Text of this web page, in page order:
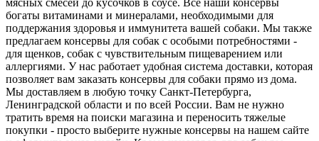
богаты витаминами и минералами, необходимыми для
поддержания здоровья и иммунитета вашей собаки. Мы также
предлагаем консервы для собак с особыми потребностями -
для щенков, собак с чувствительным пищеварением или
аллергиями. У нас работает удобная система доставки, которая
позволяет вам заказать консервы для собаки прямо из дома.
Мы доставляем в любую точку Санкт-Петербурга,
Ленинградской области и по всей России. Вам не нужно
тратить время на поиски магазина и переносить тяжелые
покупки - просто выберите нужные консервы на нашем сайте